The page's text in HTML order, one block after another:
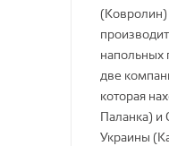
Для
Ламинат
Декопласт
Ковры из
Декорель
(Ковролин)
напольных
две
которая
Паланка) и
Украины